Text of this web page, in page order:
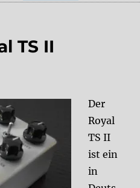
TS II
Der
Royal
TS II
ist ein
in